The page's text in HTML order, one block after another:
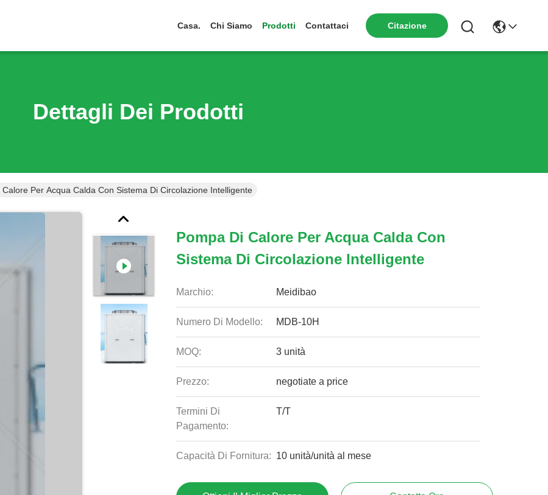
Casa. Chi Siamo Prodotti Contattaci Citazione
Dettagli Dei Prodotti
Calore Per Acqua Calda Con Sistema Di Circolazione Intelligente
Pompa Di Calore Per Acqua Calda Con
Sistema Di Circolazione Intelligente
Marchio: Meidibao
Numero Di Modello: MDB-10H
MOQ: 3 unità
Prezzo: negotiate a price
Termini Di
Pagamento:
T/T
Capacità Di Fornitura: 10 unità/unità al mese